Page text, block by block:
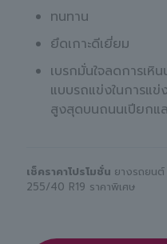
ทนทาน
ยึดเกาะดีเยี่ยม
เบรกมั่นใจลดการเ
แบบรถแข่งในการแ
สูงสุดบนถนนเปียกแ
เช็คราคาโปรโมชั่น ยางรถยน
255/40 R19 ราคาพิเศษ